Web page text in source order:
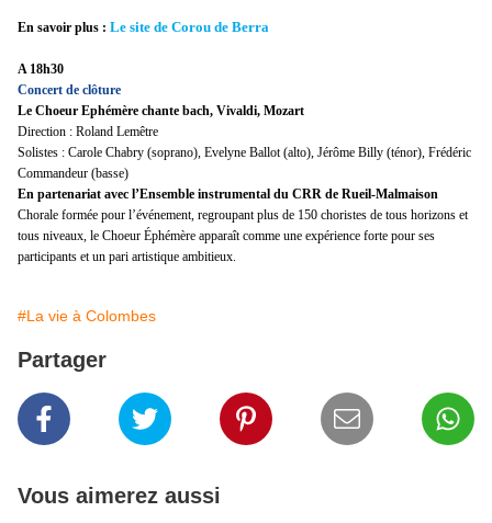
En savoir plus : Le site de Corou de Berra
A 18h30
Concert de clôture
Le Choeur Ephémère chante bach, Vivaldi, Mozart
Direction : Roland Lemêtre
Solistes : Carole Chabry (soprano), Evelyne Ballot (alto), Jérôme Billy (ténor), Frédéric
Commandeur (basse)
En partenariat avec l’Ensemble instrumental du CRR de Rueil-Malmaison
Chorale formée pour l’événement, regroupant plus de 150 choristes de tous horizons et
tous niveaux, le Choeur Éphémère apparaît comme une expérience forte pour ses
participants et un pari artistique ambitieux.
#La vie à Colombes
Partager
Vous aimerez aussi